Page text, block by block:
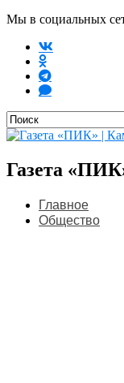
Мы в социальных
Газета
Главное
Общество